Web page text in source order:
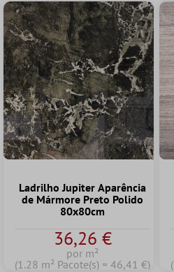
Ladrilho Jupiter Aparência
de Mármore Preto Polido
80x80cm
36,26 €
por m²
(1.28 m² Pacote(s) = 46,41 €)